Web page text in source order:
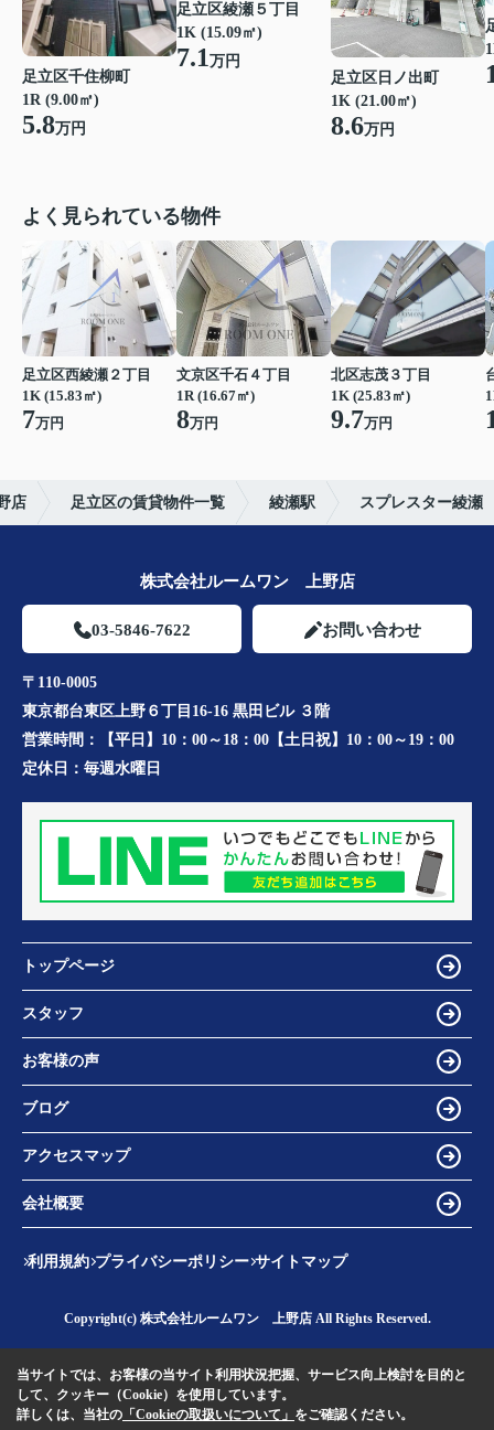
足立区千住柳町
1R (9.00㎡)
5.8万円
足立区綾瀬５丁目
1K (15.09㎡)
7.1万円
足立区日ノ出町
1K (21.00㎡)
8.6万円
よく見られている物件
足立区西綾瀬２丁目
1K (15.83㎡)
7万円
文京区千石４丁目
1R (16.67㎡)
8万円
北区志茂３丁目
1K (25.83㎡)
9.7万円
店 足立区の賃貸物件一覧 綾瀬駅 スプレスター綾瀬
株式会社ルームワン 上野店
03-5846-7622 お問い合わせ
〒110-0005
東京都台東区上野６丁目16-16 黒田ビル ３階
営業時間：
【平日】10：00～18：00【土日祝】10：00～19：00
定休日： 毎週水曜日
トップページ
スタッフ
お客様の声
ブログ
アクセスマップ
会社概要
利用規約 プライバシーポリシー サイトマップ
Copyright(c) 株式会社ルームワン 上野店 All Rights Reserved.
当サイトでは、お客様の当サイト利用状況把握、サービス向上検討を目的と
して、クッキー（Cookie）を使用しています。
詳しくは、当社の 「Cookieの取扱いについて」 をご確認ください。